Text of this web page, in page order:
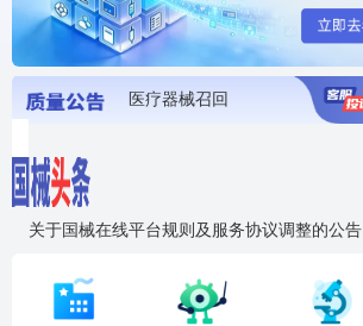
医疗器械召回
关于国械在线平台规则及服务协议调整的公告
国药创研AED开启全国招商